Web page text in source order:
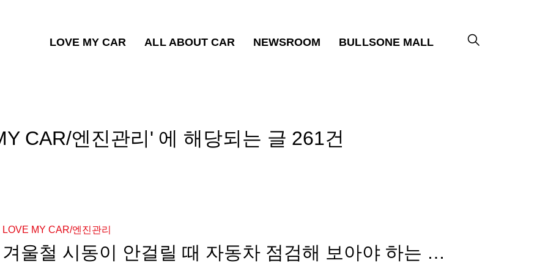
LOVE MY CAR ALL ABOUT CAR NEWSROOM BULLSONE MALL
CAR/엔진관리 에 해당되는 글 261건
LOVE MY CAR/엔진관리
겨울철 시동이 안걸릴 때 자동차 점검해 보아야 하는 사항